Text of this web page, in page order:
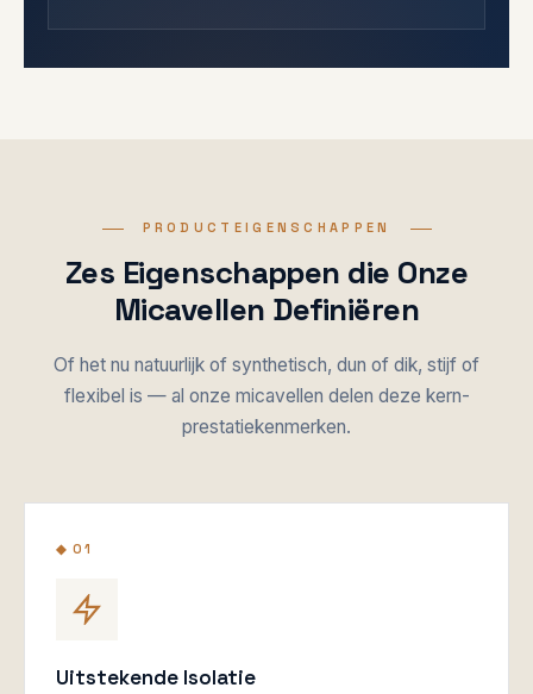
PRODUCTEIGENSCHAPPEN
Zes Eigenschappen die Onze
Micavellen Definiëren
Of het nu natuurlijk of synthetisch, dun of dik, stijf of
flexibel is — al onze micavellen delen deze kern-
prestatiekenmerken.
◆ 01
Uitstekende Isolatie